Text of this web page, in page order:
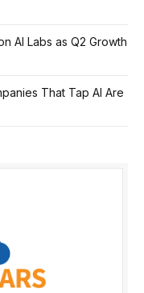
AI Labs as Q2 Growth
That Tap AI Are